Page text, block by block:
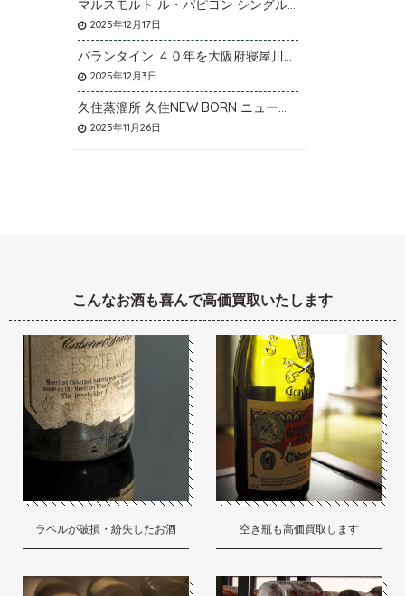
マルスモルト ル・パピヨン シングルカスク アイノミドリシジミを大阪府枚方市のお客様より店頭買取いたしました。
2025年12月17日
バランタイン ４０年を大阪府寝屋川市のお客様より店頭買取いたしました。
2025年12月3日
久住蒸溜所 久住NEW BORN ニューボーンを石川県石川市のお客様より宅配買取いたしました。
2025年11月26日
こんなお酒も喜んで高価買取いたします
ラベルが破損・紛失したお酒 空き瓶も高価買取します